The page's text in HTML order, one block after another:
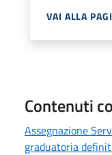
VAI ALLA
Contenuti
Assegnazione
graduatoria